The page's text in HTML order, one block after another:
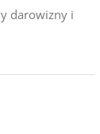
darowizny i